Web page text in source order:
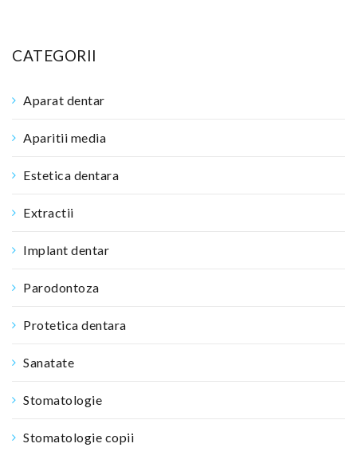
CATEGORII
Aparat dentar
Aparitii media
Estetica dentara
Extractii
Implant dentar
Parodontoza
Protetica dentara
Sanatate
Stomatologie
Stomatologie copii